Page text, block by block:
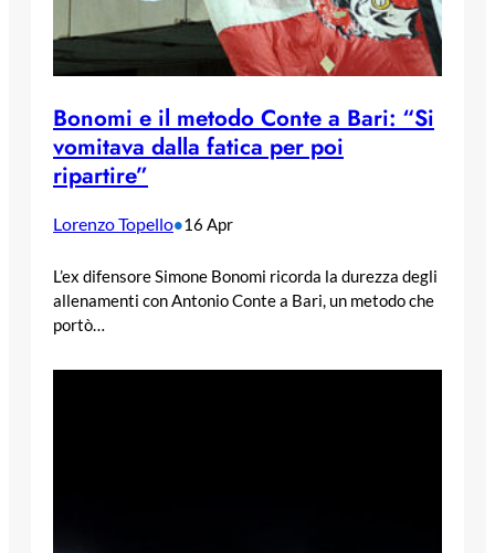
Bonomi e il metodo Conte a Bari: “Si
vomitava dalla fatica per poi
ripartire”
Lorenzo Topello•16 Apr
L’ex difensore Simone Bonomi ricorda la durezza degli
allenamenti con Antonio Conte a Bari, un metodo che
portò…